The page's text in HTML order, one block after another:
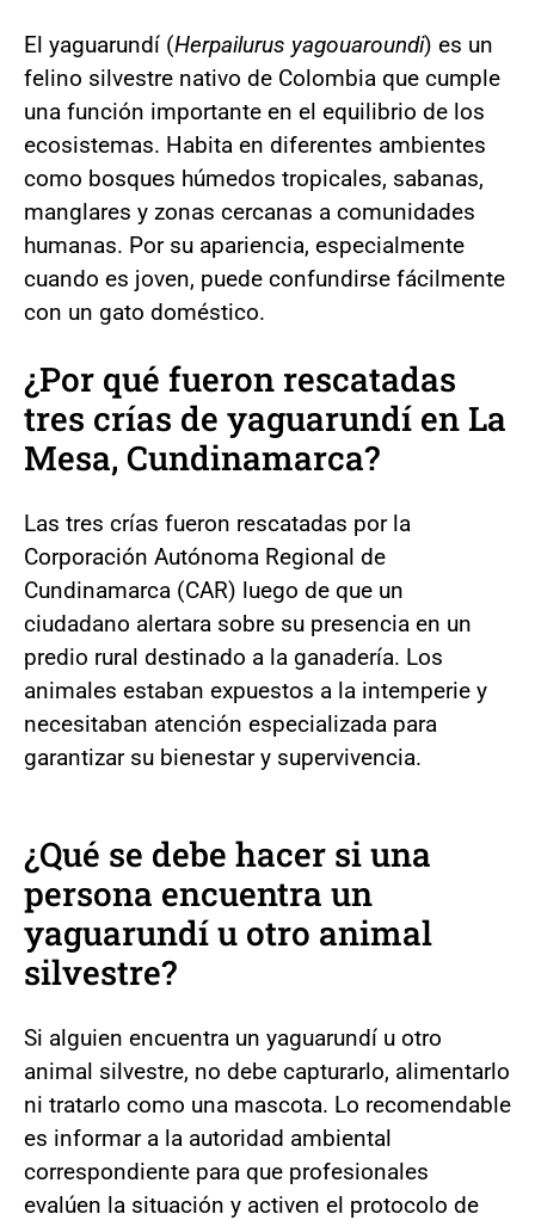
El yaguarundí (Herpailurus yagouaroundi) es un
felino silvestre nativo de Colombia que cumple
una función importante en el equilibrio de los
ecosistemas. Habita en diferentes ambientes
como bosques húmedos tropicales, sabanas,
manglares y zonas cercanas a comunidades
humanas. Por su apariencia, especialmente
cuando es joven, puede confundirse fácilmente
con un gato doméstico.
¿Por qué fueron rescatadas
tres crías de yaguarundí en La
Mesa, Cundinamarca?
Las tres crías fueron rescatadas por la
Corporación Autónoma Regional de
Cundinamarca (CAR) luego de que un
ciudadano alertara sobre su presencia en un
predio rural destinado a la ganadería. Los
animales estaban expuestos a la intemperie y
necesitaban atención especializada para
garantizar su bienestar y supervivencia.
¿Qué se debe hacer si una
persona encuentra un
yaguarundí u otro animal
silvestre?
Si alguien encuentra un yaguarundí u otro
animal silvestre, no debe capturarlo, alimentarlo
ni tratarlo como una mascota. Lo recomendable
es informar a la autoridad ambiental
correspondiente para que profesionales
evalúen la situación y activen el protocolo de